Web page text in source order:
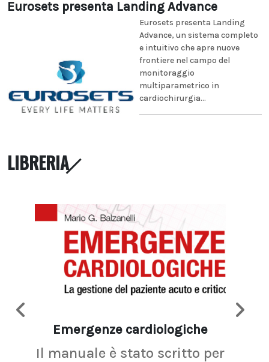
Eurosets presenta Landing Advance
Eurosets presenta Landing
Advance, un sistema completo
e intuitivo che apre nuove
frontiere nel campo del
monitoraggio
multiparametrico in
cardiochirurgia...
LIBRERIA
Emergenze cardiologiche
Il manuale è stato scritto per